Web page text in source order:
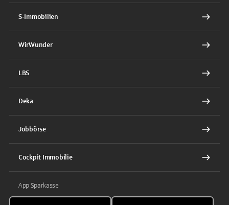
S-Immobilien
WirWunder
LBS
Deka
Jobbörse
Cockpit Immobilie
App Sparkasse